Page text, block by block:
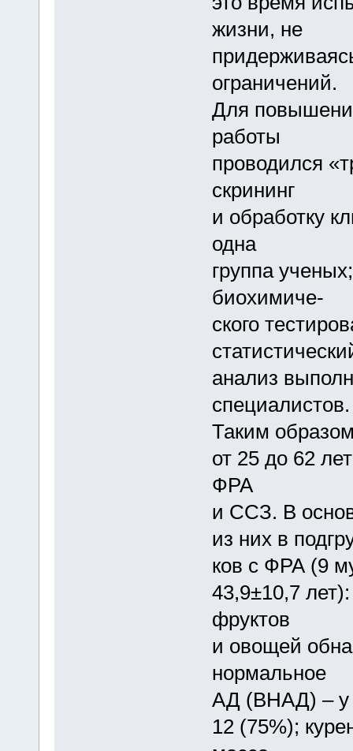
жизни, не
ограничений.
Для
работы
проводился
скрининг
и обработку
одна
группа
биохимиче-
ского
анализ
специалистов.
Таким
от 25 до 62
ФРА
и ССЗ. В
из них в
ков с ФРА (9
43,9±10,7
фруктов
и овощей
нормальное
АД (ВНАД) – у
12 (75%);